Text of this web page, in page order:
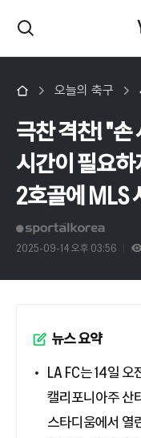
오늘의 축구
극찬 격찬! "손
시간이 필요
2호골에 MLS
2025-09-14 오후 03:56
뉴스 요약
LA FC는 14일
캘리포니아주 산
스타디움에서 열